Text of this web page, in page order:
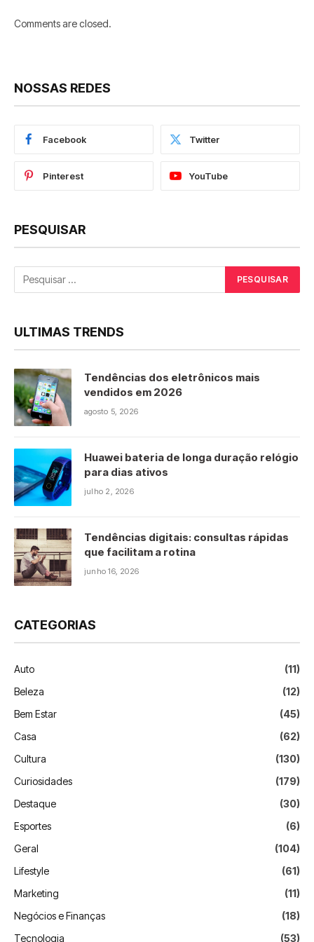
Comments are closed.
NOSSAS REDES
Facebook Twitter
Pinterest YouTube
PESQUISAR
ULTIMAS TRENDS
Tendências dos eletrônicos mais
vendidos em 2026
agosto 5, 2026
Huawei bateria de longa duração relógio
para dias ativos
julho 2, 2026
Tendências digitais: consultas rápidas
que facilitam a rotina
junho 16, 2026
CATEGORIAS
Auto
(11)
Beleza
(12)
Bem Estar
(45)
Casa
(62)
Cultura
(130)
Curiosidades
(179)
Destaque
(30)
Esportes
(6)
Geral
(104)
Lifestyle
(61)
Marketing
(11)
Negócios e Finanças
(18)
Tecnologia
(53)